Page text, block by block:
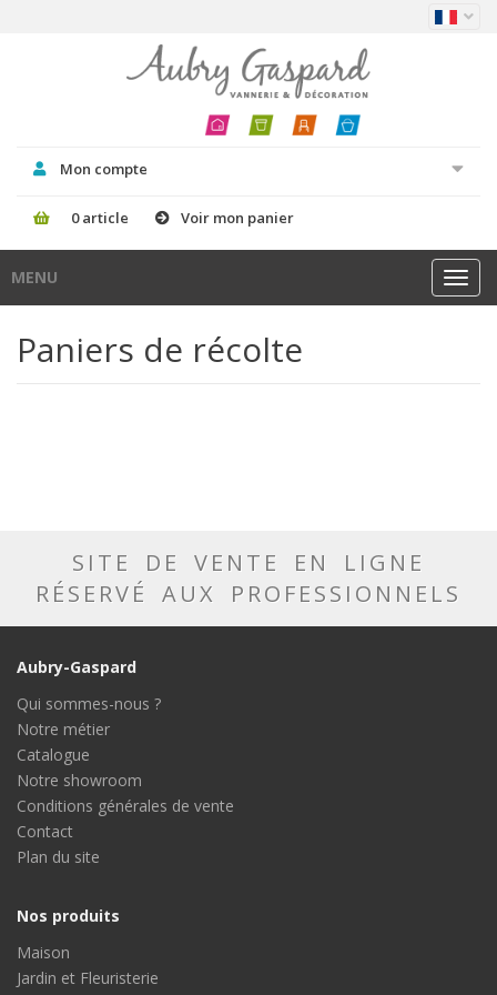
Mon compte
0 article Voir mon panier
MENU
Paniers de récolte
SITE DE VENTE EN LIGNE
RÉSERVÉ AUX PROFESSIONNELS
Aubry-Gaspard
Qui sommes-nous ?
Notre métier
Catalogue
Notre showroom
Conditions générales de vente
Contact
Plan du site
Nos produits
Maison
Jardin et Fleuristerie